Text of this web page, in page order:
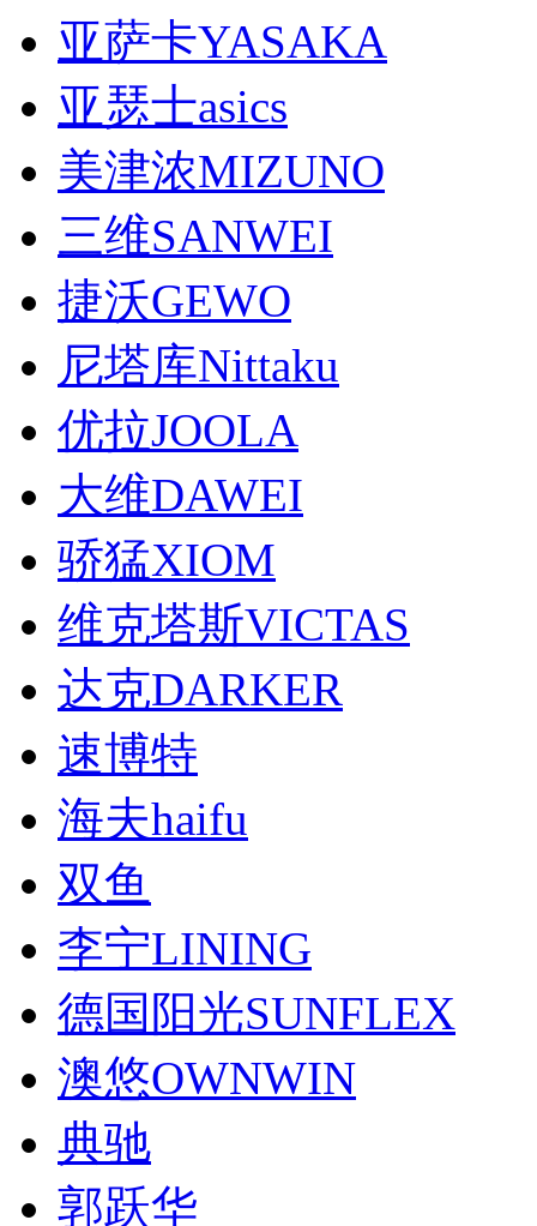
亚萨卡YASAKA
亚瑟士asics
美津浓MIZUNO
三维SANWEI
捷沃GEWO
尼塔库Nittaku
优拉JOOLA
大维DAWEI
骄猛XIOM
维克塔斯VICTAS
达克DARKER
速博特
海夫haifu
双鱼
李宁LINING
德国阳光SUNFLEX
澳悠OWNWIN
典驰
郭跃华